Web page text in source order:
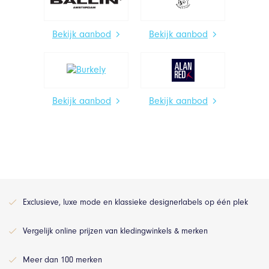
Bekijk aanbod Bekijk aanbod
Bekijk aanbod Bekijk aanbod
Exclusieve, luxe mode en klassieke designerlabels op één plek
Vergelijk online prijzen van kledingwinkels & merken
Meer dan 100 merken